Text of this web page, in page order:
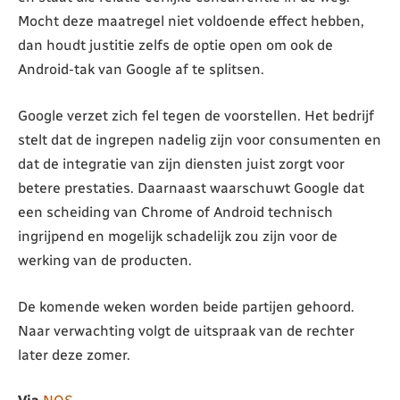
Mocht deze maatregel niet voldoende effect hebben,
dan houdt justitie zelfs de optie open om ook de
Android-tak van Google af te splitsen.
Google verzet zich fel tegen de voorstellen. Het bedrijf
stelt dat de ingrepen nadelig zijn voor consumenten en
dat de integratie van zijn diensten juist zorgt voor
betere prestaties. Daarnaast waarschuwt Google dat
een scheiding van Chrome of Android technisch
ingrijpend en mogelijk schadelijk zou zijn voor de
werking van de producten.
De komende weken worden beide partijen gehoord.
Naar verwachting volgt de uitspraak van de rechter
later deze zomer.